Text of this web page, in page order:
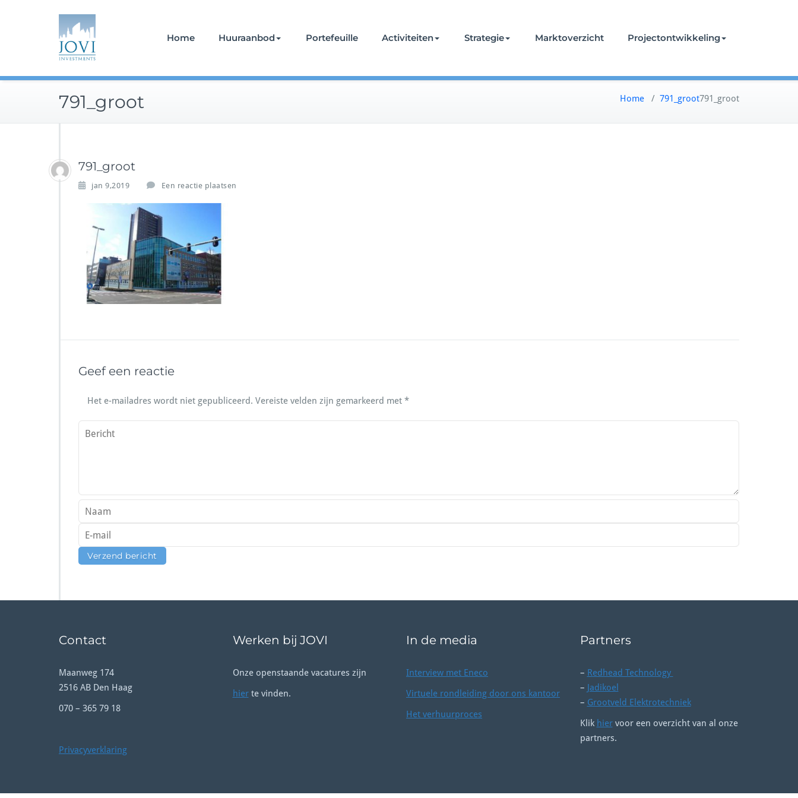
Home Huuraanbod Portefeuille Activiteiten Strategie Marktoverzicht Projectontwikkeling
791_groot Home / 791_groot791_groot
791_groot
jan 9,2019 Een reactie plaatsen
Geef een reactie
Het e-mailadres wordt niet gepubliceerd. Vereiste velden zijn gemarkeerd met *
Contact
Maanweg 174
2516 AB Den Haag
070 – 365 79 18
Privacyverklaring
Werken bij JOVI
Onze openstaande vacatures zijn
hierte vinden.
In de media
Interview met Eneco
Virtuele rondleiding door ons kantoor
Het verhuurproces
Partners
– Redhead Technology
– Jadikoel
– Grootveld Elektrotechniek
Klik hiervoor een overzicht van al onze
partners.